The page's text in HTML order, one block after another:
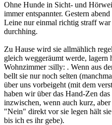
Ohne Hunde in Sicht- und
immer entspannter. Gestern
Leine nur einmal richtig straff war
durchhing.
Zu Hause wird sie allmählich
gleich weggeräumt werde, lagern
Wohnzimmer :silly: . Wenn aus
bellt sie nur noch selten
über uns vorbeigeht (mit dem
haben wir über das Hand-Zen
inzwischen, wenn auch kurz,
"Nein" direkt vor sie legen hält
bis ich es ihr gebe).